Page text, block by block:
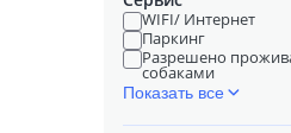
WIFI/ Интернет
Паркинг
Разрешено
собаками
Показать все